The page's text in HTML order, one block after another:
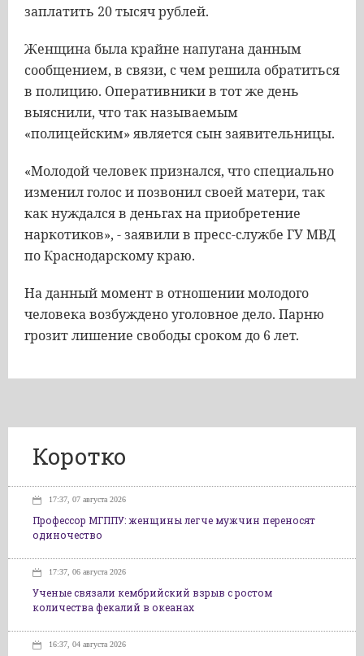
заплатить 20 тысяч рублей.
Женщина была крайне напугана данным
сообщением, в связи, с чем решила обратиться
в полицию. Оперативники в тот же день
выяснили, что так называемым
«полицейским» является сын заявительницы.
«Молодой человек признался, что специально
изменил голос и позвонил своей матери, так
как нуждался в деньгах на приобретение
наркотиков», - заявили в пресс-службе ГУ МВД
по Краснодарскому краю.
На данный момент в отношении молодого
человека возбуждено уголовное дело. Парню
грозит лишение свободы сроком до 6 лет.
Коротко
17:37, 07 августа 2026
Профессор МГППУ: женщины легче мужчин переносят
одиночество
17:37, 06 августа 2026
Ученые связали кембрийский взрыв с ростом
количества фекалий в океанах
16:37, 04 августа 2026